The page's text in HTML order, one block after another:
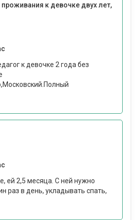
проживания к девочке двух лет,
к девочке 2 года без
ей 2,5 месяца. С ней нужно
раз в день, укладывать спать,